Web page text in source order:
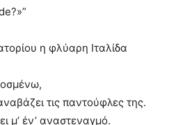
η φλύαρη Ιταλίδα
τις παντούφλες της.
μ’ έν’ αναστεναγμό.